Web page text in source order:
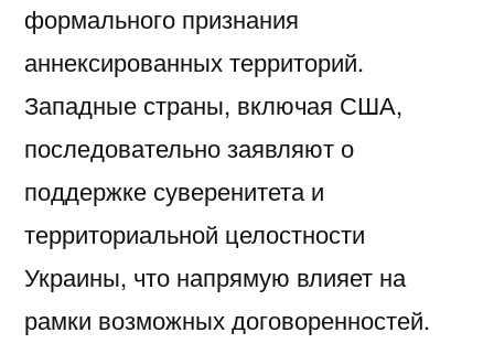
формального признания
аннексированных территорий.
Западные страны, включая США,
последовательно заявляют о
поддержке суверенитета и
территориальной целостности
Украины, что напрямую влияет на
рамки возможных договоренностей.